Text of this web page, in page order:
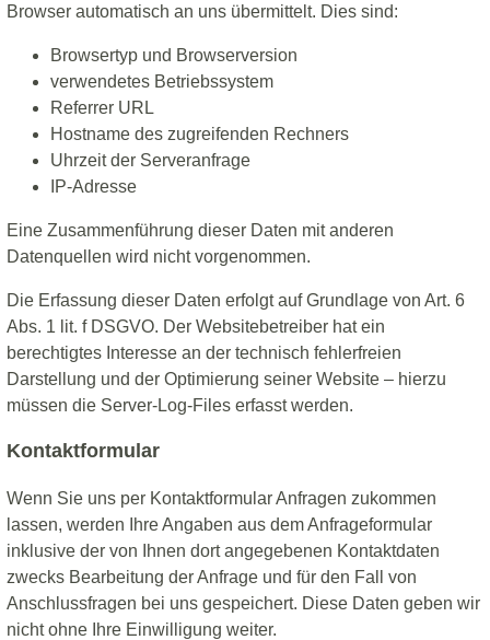
Browser automatisch an uns übermittelt. Dies sind:
Browsertyp und Browserversion
verwendetes Betriebssystem
Referrer URL
Hostname des zugreifenden Rechners
Uhrzeit der Serveranfrage
IP-Adresse
Eine Zusammenführung dieser Daten mit anderen
Datenquellen wird nicht vorgenommen.
Die Erfassung dieser Daten erfolgt auf Grundlage von Art. 6
Abs. 1 lit. f DSGVO. Der Websitebetreiber hat ein
berechtigtes Interesse an der technisch fehlerfreien
Darstellung und der Optimierung seiner Website – hierzu
müssen die Server-Log-Files erfasst werden.
Kontaktformular
Wenn Sie uns per Kontaktformular Anfragen zukommen
lassen, werden Ihre Angaben aus dem Anfrageformular
inklusive der von Ihnen dort angegebenen Kontaktdaten
zwecks Bearbeitung der Anfrage und für den Fall von
Anschlussfragen bei uns gespeichert. Diese Daten geben wir
nicht ohne Ihre Einwilligung weiter.